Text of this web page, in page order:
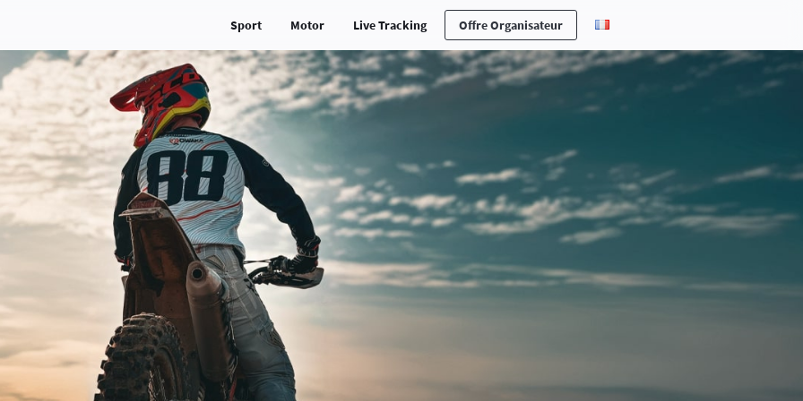
Sport Motor Live Tracking Offre Organisateur